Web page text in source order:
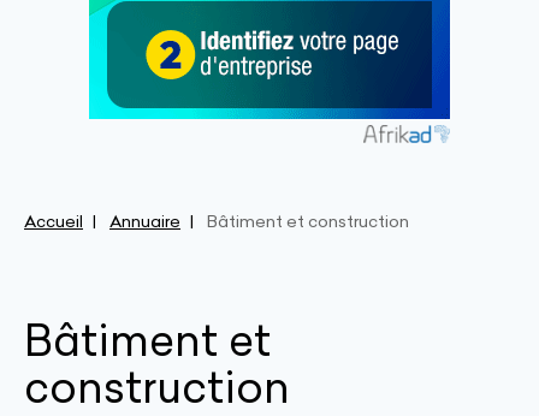
Accueil Annuaire Bâtiment et construction
Bâtiment et
construction